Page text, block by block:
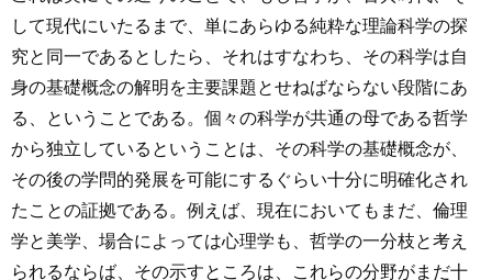
して現代にいたるまで、単にあらゆる純粋な理論科学の探
究と同一であるとしたら、それはすなわち、その科学は自
身の基礎概念の解明を主要課題とせねばならない段階にあ
る、ということである。個々の科学が共通の母である哲学
から独立しているということは、その科学の基礎概念が、
その後の学問的発展を可能にするぐらい十分に明確化され
たことの証拠である。例えば、現在においてもまだ、倫理
学と美学、場合によっては心理学も、哲学の一分枝と考え
られるならば、その示すところは、これらの分野がまだ十